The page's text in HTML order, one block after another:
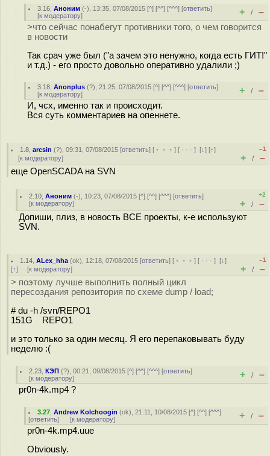
3.16 ,Аноним (-), 13:35, 07/08/2015 [^] [^^] [^^^] [ответить]
[к модератору] + / –
>что сейчас понабегут противники того, о чем говорится
в новости
Так срaч уже был ("а зачем это нeнужно, когда есть ГИТ!"
и т.д.) - его просто довольно оперативно удалили ;)
3.18 ,Anonplus (?), 21:25, 07/08/2015 [^] [^^] [^^^] [ответить]
[к модератору] + / –
И, чсх, именно так и происходит.
Вся суть комментариев на опеннете.
1.8 ,arcsin (?), 09:31, 07/08/2015 [ответить] [ ﹢﹢﹢] [ · · ·][↓] [↑]
[к модератору]
–1
+ / –
еще OpenSCADA на SVN
2.10 ,Аноним (-), 10:23, 07/08/2015 [^] [^^] [^^^] [ответить]
[к модератору]
+2
+ / –
Допиши, плиз, в новость ВСЕ проекты, к-е используют
SVN.
1.14 ,ALex_hha (ok), 12:18, 07/08/2015 [ответить] [ ﹢﹢﹢] [ · · ·][↓]
[↑] [к модератору]
–1
+ / –
> поэтому лучше выполнить полный цикл
пересоздания репозитория по схеме dump / load;
# du -h /svn/REPO1
151G REPO1
и это только за один месяц. Я его перепаковывать буду
неделю :(
2.23 ,КЭП (?), 00:21, 09/08/2015 [^] [^^] [^^^] [ответить]
[к модератору] + / –
pr0n-4k.mp4 ?
3.27 ,Andrew Kolchoogin (ok), 21:11, 10/08/2015 [^] [^^] [^^^]
[ответить] [к модератору] + / –
pr0n-4k.mp4.uue
Obviously.